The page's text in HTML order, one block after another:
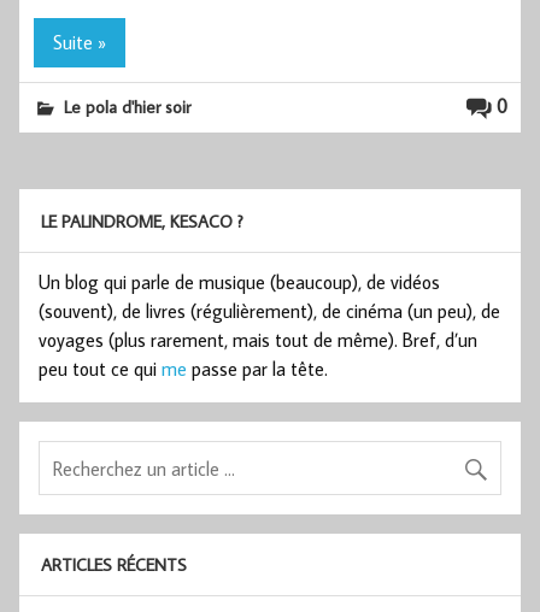
Suite »
0
Le pola d'hier soir
LE PALINDROME, KESACO ?
Un blog qui parle de musique (beaucoup), de vidéos
(souvent), de livres (régulièrement), de cinéma (un peu), de
voyages (plus rarement, mais tout de même). Bref, d’un
peu tout ce qui me passe par la tête.
ARTICLES RÉCENTS